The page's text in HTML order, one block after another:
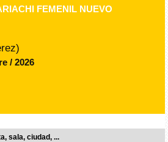
FEMENIL NUEVO
/ 2026
sala, ciudad, ...